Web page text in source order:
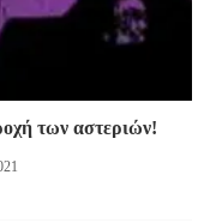
των αστεριών!